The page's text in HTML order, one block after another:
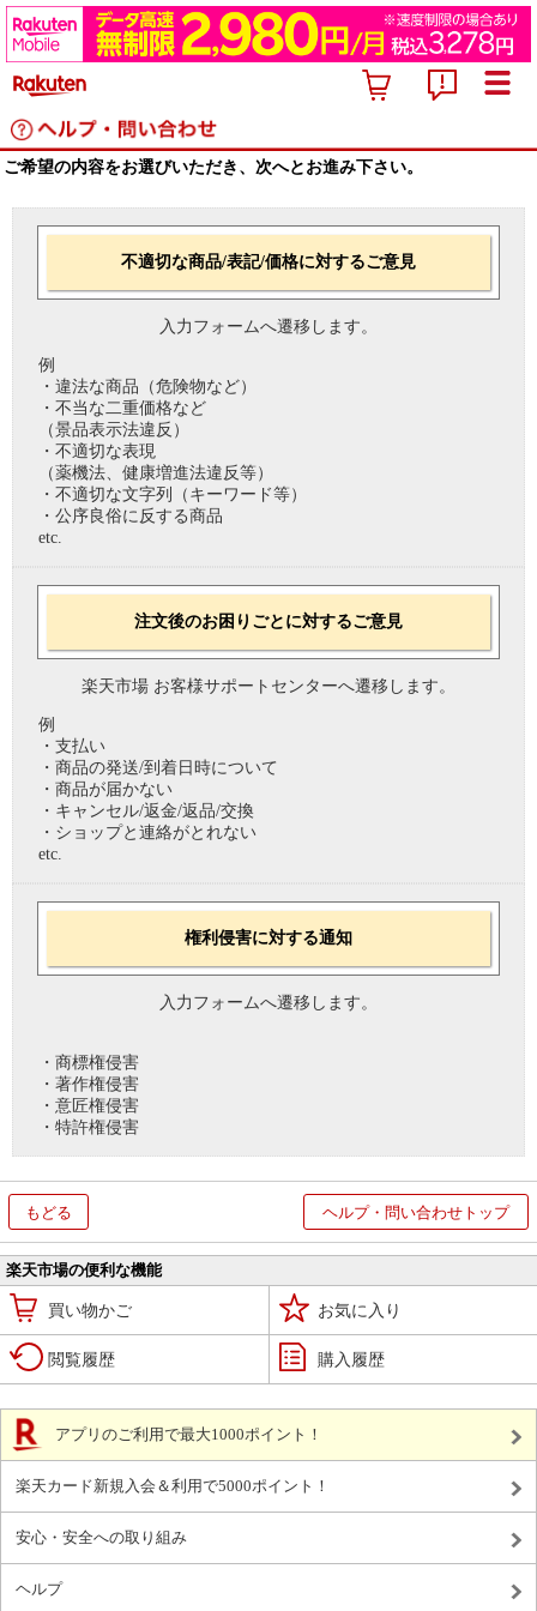
ご希望の内容をお選びいただき、次へとお進み下さい。
不適切な商品/表記/価格に対するご意見
入力フォームへ遷移します。
例
・違法な商品（危険物など）
・不当な二重価格など
（景品表示法違反）
・不適切な表現
（薬機法、健康増進法違反等）
・不適切な文字列（キーワード等）
・公序良俗に反する商品
etc.
注文後のお困りごとに対するご意見
楽天市場 お客様サポートセンターへ遷移します。
例
・支払い
・商品の発送/到着日時について
・商品が届かない
・キャンセル/返金/返品/交換
・ショップと連絡がとれない
etc.
権利侵害に対する通知
入力フォームへ遷移します。
・商標権侵害
・著作権侵害
・意匠権侵害
・特許権侵害
もどる ヘルプ・問い合わせトップ
楽天市場の便利な機能
買い物かご お気に入り
閲覧履歴 購入履歴
アプリのご利用で最大1000ポイント！
楽天カード新規入会＆利用で5000ポイント！
安心・安全への取り組み
ヘルプ